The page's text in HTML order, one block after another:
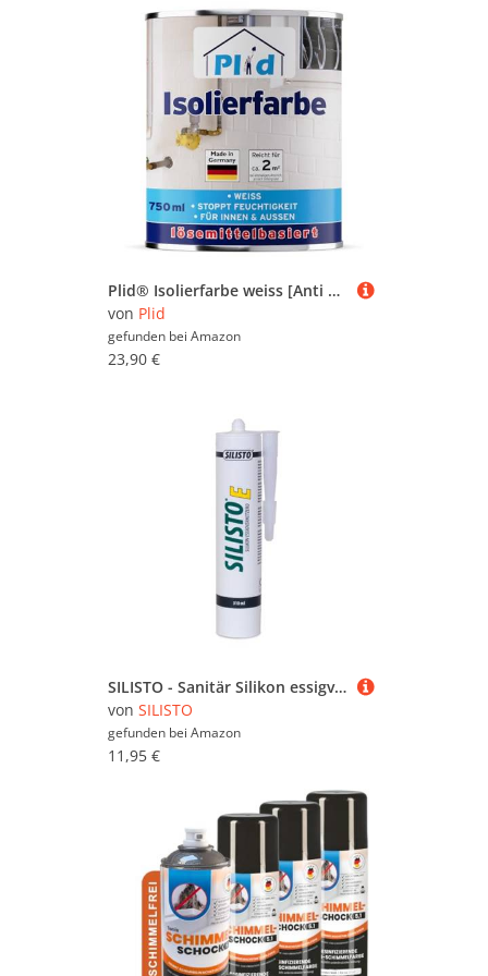
Plid® Isolierfarbe weiss [Anti Schimmel] - Sperrgrund - Nikotinsperre - isoliert Wasser-, Ruß-, & Nikotinflecken dauerhaft - verhindert Salzausblühungen - Anti Schimmel Farbe weiß 0,75L
von Plid
gefunden bei Amazon
23,90 €
SILISTO - Sanitär Silikon essigvernetzend, 310ml Kartusche, Farbe des Sanitär Silikon Grau- Silikon zum Abdichten - Silikon Bad, Küche, Kühlräume -Anti Schimmel und hitzebeständiges Silikon
von SILISTO
gefunden bei Amazon
11,95 €